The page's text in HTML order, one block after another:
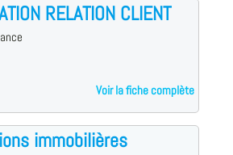
RELATION CLIENT
Voir la fiche complète
immobilières